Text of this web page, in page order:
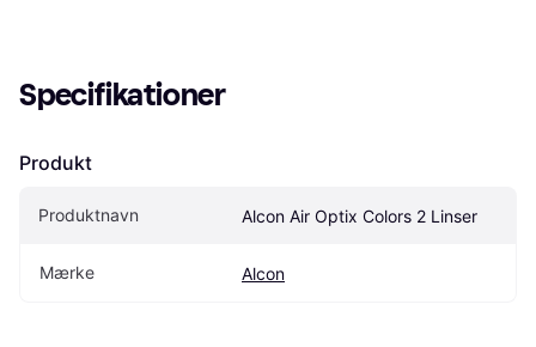
Specifikationer
Produkt
Produktnavn Alcon Air Optix Colors 2 Linser
Mærke Alcon